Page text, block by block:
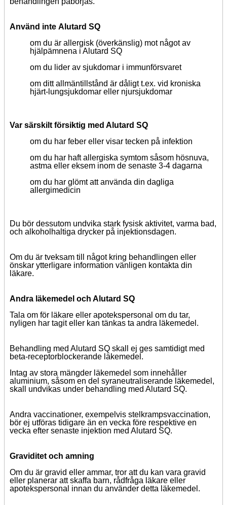
Använd inte Alutard SQ
om du är allergisk (överkänslig) mot något av
hjälpämnena i Alutard SQ
om du lider av sjukdomar i immunförsvaret
om ditt allmäntillstånd är dåligt t.ex. vid kroniska
hjärt-lungsjukdomar eller njursjukdomar
Var särskilt försiktig med Alutard SQ
om du har feber eller visar tecken på infektion
om du har haft allergiska symtom såsom hösnuva,
astma eller eksem inom de senaste 3-4 dagarna
om du har glömt att använda din dagliga
allergimedicin
Du bör dessutom undvika stark fysisk aktivitet, varma bad,
och alkoholhaltiga drycker på injektionsdagen.
Om du är tveksam till något kring behandlingen eller
önskar ytterligare information vänligen kontakta din
läkare.
Andra läkemedel och Alutard SQ
Tala om för läkare eller apotekspersonal om du tar,
nyligen har tagit eller kan tänkas ta andra läkemedel.
Behandling med Alutard SQ skall ej ges samtidigt med
beta-receptorblockerande läkemedel.
Intag av stora mängder läkemedel som innehåller
aluminium, såsom en del syraneutraliserande läkemedel,
skall undvikas under behandling med Alutard SQ.
Andra vaccinationer, exempelvis stelkrampsvaccination,
bör ej utföras tidigare än en vecka före respektive en
vecka efter senaste injektion med Alutard SQ.
Graviditet och amning
Om du är gravid eller ammar, tror att du kan vara gravid
eller planerar att skaffa barn, rådfråga läkare eller
apotekspersonal innan du använder detta läkemedel.